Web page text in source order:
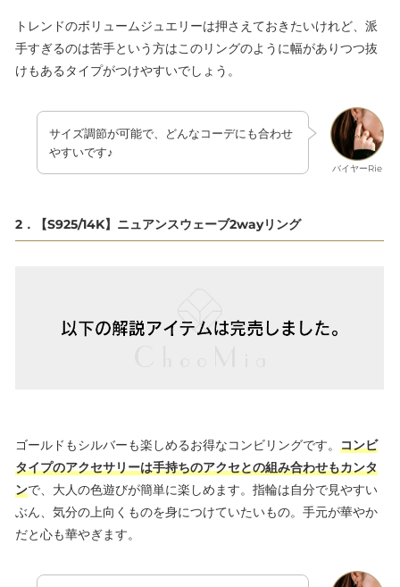
トレンドのボリュームジュエリーは押さえておきたいけれど、派
手すぎるのは苦手という方はこのリングのように幅がありつつ抜
けもあるタイプがつけやすいでしょう。
バイヤーRie
サイズ調節が可能で、どんなコーデにも合わせ
やすいです♪
2．【S925/14K】ニュアンスウェーブ2wayリング
ゴールドもシルバーも楽しめるお得なコンビリングです。
コンビ
タイプのアクセサリーは手持ちのアクセとの組み合わせもカンタ
ンで、大人の色遊びが簡単に楽しめます。指輪は自分で見やすい
ぶん、気分の上向くものを身につけていたいもの。手元が華やか
だと心も華やぎます。